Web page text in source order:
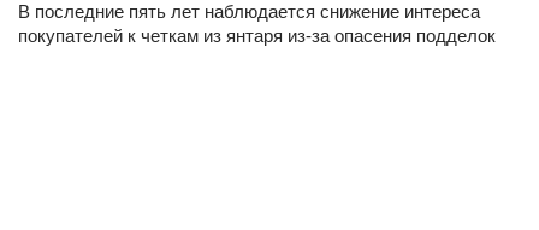
В последние пять лет наблюдается снижение интереса
покупателей к четкам из янтаря из-за опасения подделок